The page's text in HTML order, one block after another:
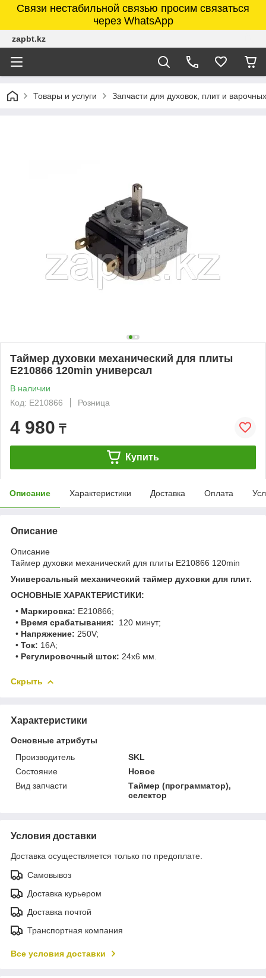
Связи нестабильной связью просим связаться
через WhatsApp
zapbt.kz
Товары и услуги Запчасти для духовок, плит и
Таймер духовки механический для плиты
E210866 120min универсал
В наличии
Код: E210866
Розница
4 980 ₸
Купить
Описание Характеристики Доставка Оплата
Описание
Описание
Таймер духовки механический для плиты E210866 120min
Универсальный механический таймер духовки для плит.
ОСНОВНЫЕ ХАРАКТЕРИСТИКИ:
• Маркировка: E210866;
• Время срабатывания: 120 минут;
• Напряжение: 250V;
• Ток: 16A;
• Регулировочный шток: 24x6 мм.
Скрыть
Характеристики
Основные атрибуты
Производитель
SKL
Состояние
Новое
Вид запчасти
Таймер (программатор),
селектор
Условия доставки
Доставка осуществляется только по предоплате.
Самовывоз
Доставка курьером
Доставка почтой
Транспортная компания
Все условия доставки